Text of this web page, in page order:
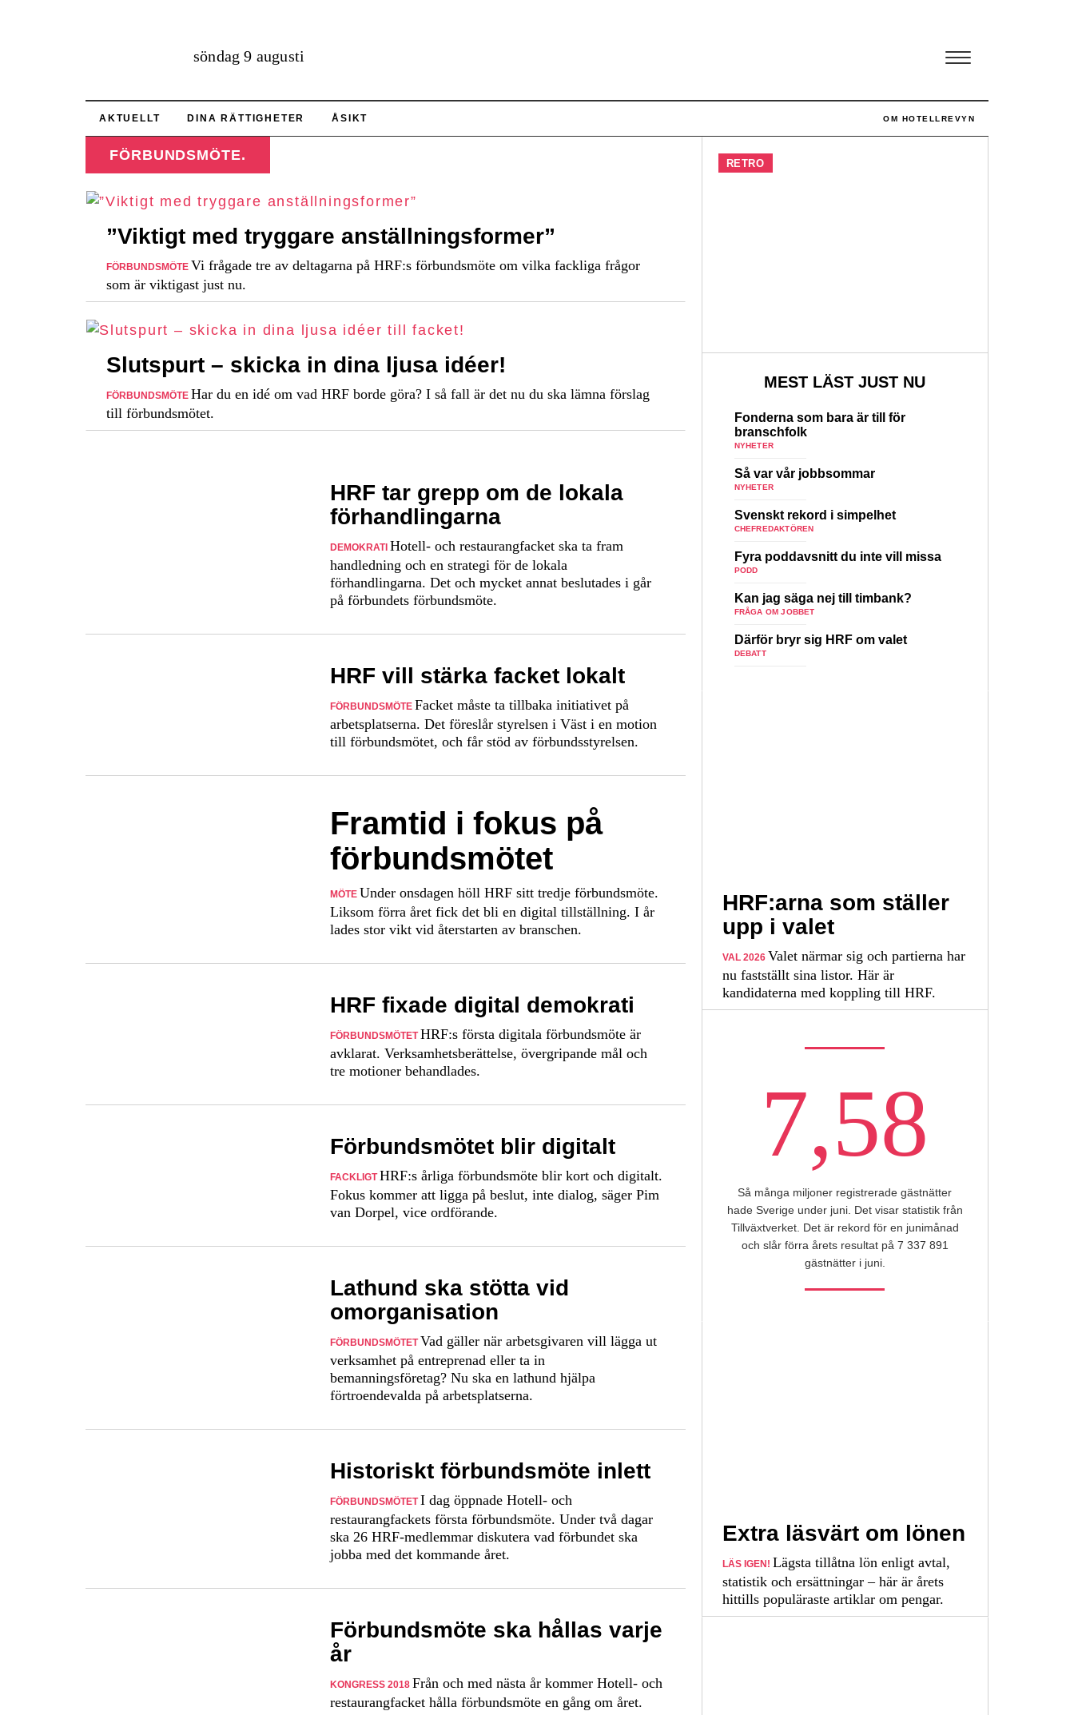
söndag 9 augusti
AKTUELLT DINA RÄTTIGHETER ÅSIKT OM HOTELLREVYN
FÖRBUNDSMÖTE.
”Viktigt med tryggare anställningsformer”
FÖRBUNDSMÖTE Vi frågade tre av deltagarna på HRF:s förbundsmöte om vilka fackliga frågor
som är viktigast just nu.
Slutspurt – skicka in dina ljusa idéer!
FÖRBUNDSMÖTE Har du en idé om vad HRF borde göra? I så fall är det nu du ska lämna förslag
till förbundsmötet.
HRF tar grepp om de lokala
förhandlingarna
DEMOKRATI Hotell- och restaurangfacket ska ta fram
handledning och en strategi för de lokala
förhandlingarna. Det och mycket annat beslutades i går
på förbundets förbundsmöte.
HRF vill stärka facket lokalt
FÖRBUNDSMÖTE Facket måste ta tillbaka initiativet på
arbetsplatserna. Det föreslår styrelsen i Väst i en motion
till förbundsmötet, och får stöd av förbundsstyrelsen.
Framtid i fokus på
förbundsmötet
MÖTE Under onsdagen höll HRF sitt tredje förbundsmöte.
Liksom förra året fick det bli en digital tillställning. I år
lades stor vikt vid återstarten av branschen.
HRF fixade digital demokrati
FÖRBUNDSMÖTETHRF:s första digitala förbundsmöte är
avklarat. Verksamhetsberättelse, övergripande mål och
tre motioner behandlades.
Förbundsmötet blir digitalt
FACKLIGTHRF:s årliga förbundsmöte blir kort och digitalt.
Fokus kommer att ligga på beslut, inte dialog, säger Pim
van Dorpel, vice ordförande.
Lathund ska stötta vid
omorganisation
FÖRBUNDSMÖTETVad gäller när arbetsgivaren vill lägga ut
verksamhet på entreprenad eller ta in
bemanningsföretag? Nu ska en lathund hjälpa
förtroendevalda på arbetsplatserna.
Historiskt förbundsmöte inlett
FÖRBUNDSMÖTETI dag öppnade Hotell- och
restaurangfackets första förbundsmöte. Under två dagar
ska 26 HRF-medlemmar diskutera vad förbundet ska
jobba med det kommande året.
Förbundsmöte ska hållas varje
år
KONGRESS 2018 Från och med nästa år kommer Hotell- och
restaurangfacket hålla förbundsmöte en gång om året.
RETRO
MEST LÄST JUST NU
Fonderna som bara är till för
branschfolk
NYHETER
Så var vår jobbsommar
NYHETER
Svenskt rekord i simpelhet
CHEFREDAKTÖREN
Fyra poddavsnitt du inte vill missa
PODD
Kan jag säga nej till timbank?
FRÅGA OM JOBBET
Därför bryr sig HRF om valet
DEBATT
HRF:arna som ställer
upp i valet
VAL 2026 Valet närmar sig och partierna har
nu fastställt sina listor. Här är
kandidaterna med koppling till HRF.
7,58
Så många miljoner registrerade gästnätter
hade Sverige under juni. Det visar statistik från
Tillväxtverket. Det är rekord för en junimånad
och slår förra årets resultat på 7 337 891
gästnätter i juni.
Extra läsvärt om lönen
LÄS IGEN! Lägsta tillåtna lön enligt avtal,
statistik och ersättningar – här är årets
hittills populäraste artiklar om pengar.